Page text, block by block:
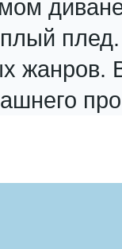
жанров.